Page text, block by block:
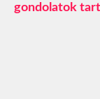
gondolatok